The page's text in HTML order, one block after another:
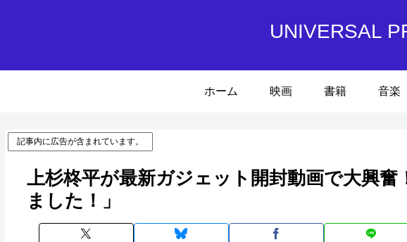
UNIVERSAL
ホーム 映画 書籍 音楽
記事内に広告が含まれています。
上杉柊平が最新ガジェット開封動画で大興
ました！」